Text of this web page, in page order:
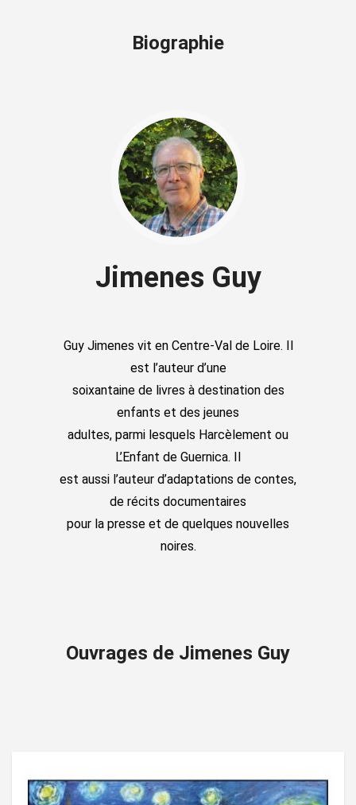
Biographie
Jimenes Guy
Guy Jimenes vit en Centre-Val de Loire. Il
est l’auteur d’une
soixantaine de livres à destination des
enfants et des jeunes
adultes, parmi lesquels Harcèlement ou
L’Enfant de Guernica. Il
est aussi l’auteur d’adaptations de contes,
de récits documentaires
pour la presse et de quelques nouvelles
noires.
Ouvrages de Jimenes Guy